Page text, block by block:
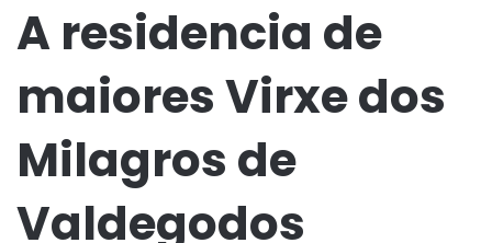
A residencia de
maiores Virxe dos
Milagros de
Valdegodos